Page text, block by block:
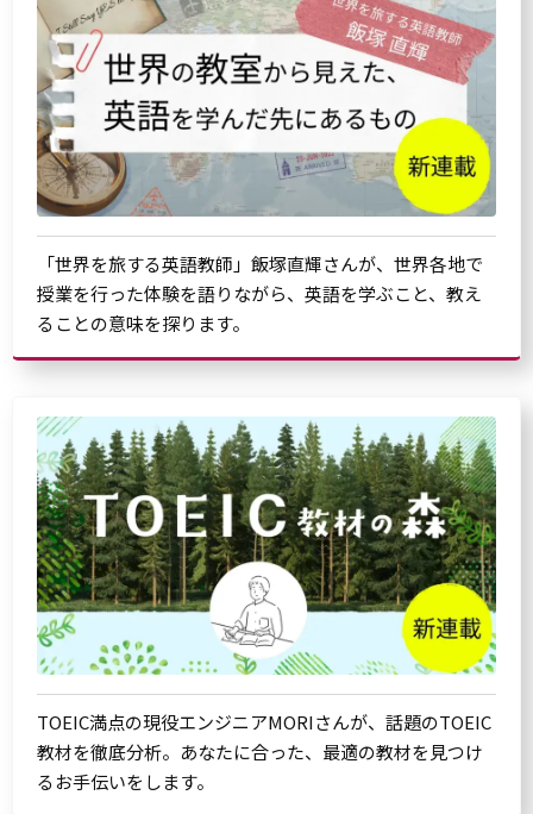
「世界を旅する英語教師」飯塚直輝さんが、世界各地で
授業を行った体験を語りながら、英語を学ぶこと、教え
ることの意味を探ります。
TOEIC満点の現役エンジニアMORIさんが、話題のTOEIC
教材を徹底分析。あなたに合った、最適の教材を見つけ
るお手伝いをします。